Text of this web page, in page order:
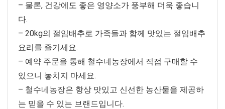
– 물론, 건강에도 좋은 영양소가 풍부해 더욱 좋습니
다.
– 20kg의 절임배추로 가족들과 함께 맛있는 절임배추
요리를 즐기세요.
– 예약 주문을 통해 철수네농장에서 직접 구매할 수
있으니 놓치지 마세요.
– 철수네농장은 항상 맛있고 신선한 농산물을 제공하
는 믿을 수 있는 브랜드입니다.